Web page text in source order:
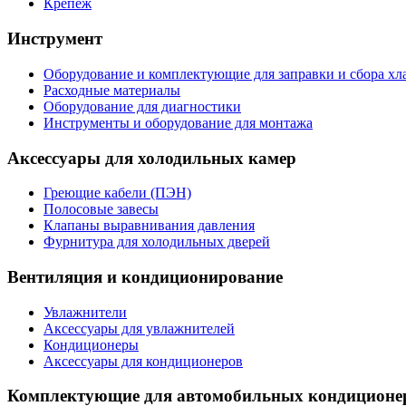
Крепеж
Инструмент
Оборудование и комплектующие для заправки и сбора
Расходные материалы
Оборудование для диагностики
Инструменты и оборудование для монтажа
Аксессуары для холодильных камер
Греющие кабели (ПЭН)
Полосовые завесы
Клапаны выравнивания давления
Фурнитура для холодильных дверей
Вентиляция и кондиционирование
Увлажнители
Аксессуары для увлажнителей
Кондиционеры
Аксессуары для кондиционеров
Комплектующие для автомобильных